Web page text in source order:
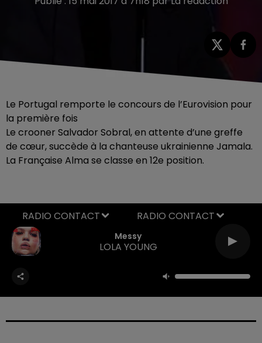
Le Portugal remporte le concours de l’Eurovision pour
la première fois
Le crooner Salvador Sobral, en attente d’une greffe
de cœur, succède à la chanteuse ukrainienne Jamala.
La Française Alma se classe en 12e position.
Messy
LOLA YOUNG
RADIO CONTACT